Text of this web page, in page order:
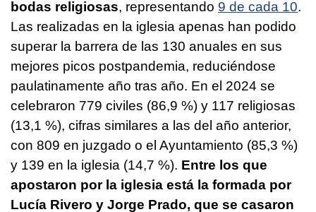
bodas religiosas, representando 9 de cada 10.
Las realizadas en la iglesia apenas han podido
superar la barrera de las 130 anuales en sus
mejores picos postpandemia, reduciéndose
paulatinamente año tras año. En el 2024 se
celebraron 779 civiles (86,9 %) y 117 religiosas
(13,1 %), cifras similares a las del año anterior,
con 809 en juzgado o el Ayuntamiento (85,3 %)
y 139 en la iglesia (14,7 %). Entre los que
apostaron por la iglesia está la formada por
Lucía Rivero y Jorge Prado, que se casaron